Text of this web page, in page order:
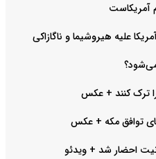
آمریکاست
علیه هیروشیما و ناگازاکی
می‌شود؟
ترک کنند +‌ عکس
توافق مکه + عکس
احضار شد + ویدئو